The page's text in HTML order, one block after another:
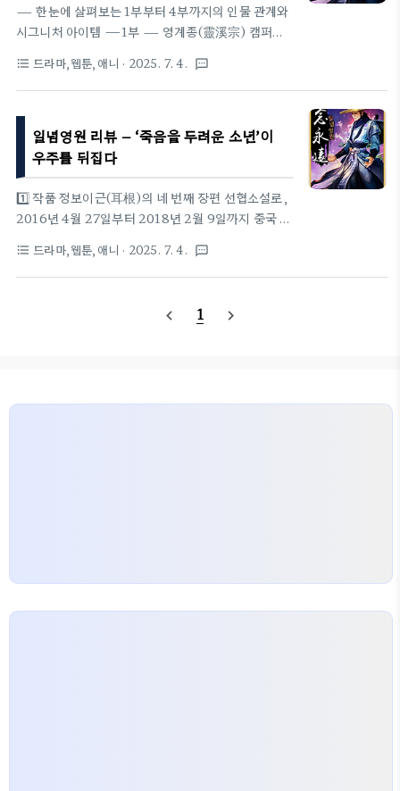
1화~160화 (2025‑07‑20 기준)1~154화: 로그인만
하면 무료 + 한국어 자막 지원155 ~ 160화: VIP 전
당 17~20분 | 720p(무료) ~ 4K..
— 한눈에 살펴보는 1부부터 4부까지의 인물 관계와
시그니처 아이템 —1부 — 영계종(靈溪宗) 캠퍼스
념 하나로 영계종에 들어온 초짜 수련생입니다.장대
우(張大牛) : ‘빅 패티’라 불리는 든든한 친구로, 먹을
것에 진심이지만 의리도 각별합니다.후소미(侯小美)
: 향운봉의 분위기 메이커로, 백소준과 ‘치킨 절도
단’을 만들어 사고를 칩니다.두릉비(杜凌菲) : 뛰어난
재능과 품위를 겸비한 신입생으로, 백소준의 첫 설렘
을 자극합니다.이청후(李青候) : 백소준을 종문에 추
천한 스승 겸 보호자입니다.정원동(鄭遠東) : 영계종
입니다.북한렬(北寒烈) : 북안봉의 천재 수련생으로,
초반 라이벌 포지션을 담당합니다.백소준..
format_list_bulleted 드라마,웹툰,애니 · 2025. 7. 4. textsms
일념영원 리뷰 – ‘죽음을 두려운 소년’이
우주를 뒤집다
1️⃣ 작품 정보이근(耳根)의 네 번째 장편 선협소설로,
2016년 4월 27일부터 2018년 2월 9일까지 중국 치
은 약 380만 자이며, 국내에는 판오름이 네이버 시리
즈에 1,004화(단행본 40권)로 완간했다. 애니메이
1기(52화)‧2022년 2기‧2024~2025년 3기가 순차
(耳根)출생 : 1987년, 중국 쓰촨성.데뷔 : 2009년
format_list_bulleted 드라마,웹툰,애니 · 2025. 7. 4. textsms
navigate_before 1 navigate_next